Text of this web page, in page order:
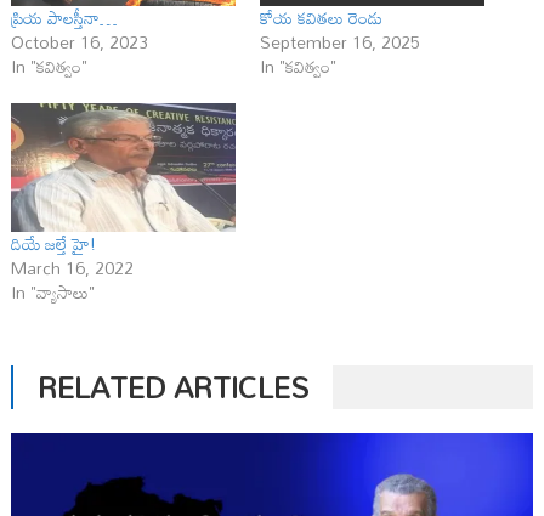
ప్రియ పాలస్తీనా…
October 16, 2023
In "కవిత్వం"
కోయ కవితలు రెండు
September 16, 2025
In "కవిత్వం"
దియే జల్తే హై!
March 16, 2022
In "వ్యాసాలు"
RELATED ARTICLES